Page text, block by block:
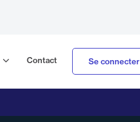
Contact Se connecter